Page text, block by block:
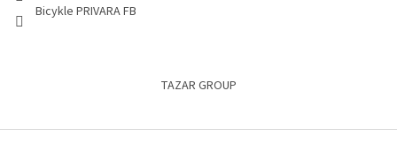
Bicykle PRIVARA FB
TAZAR GROUP